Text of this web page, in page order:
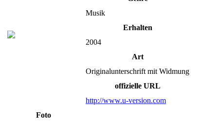
Musik
Erhalten
2004
Art
Originalunterschrift mit Widmung
offizielle URL
http://www.u-version.com
Foto